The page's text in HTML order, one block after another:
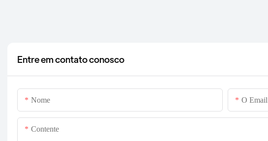
Entre em contato conosco
Nome O Email
Contente